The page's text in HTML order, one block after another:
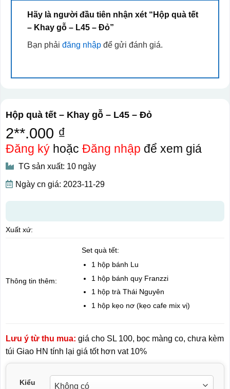
Hãy là người đầu tiên nhận xét “Hộp quà tết
– Khay gỗ – L45 – Đỏ”
Bạn phải đăng nhậpđể gửi đánh giá.
Hộp quà tết – Khay gỗ – L45 – Đỏ
2**.000 ₫
Đăng kýhoặc Đăng nhập để xem giá
TG sản xuất: 10 ngày
Ngày cn giá: 2023-11-29
Xuất xứ:
Thông tin thêm:
Set quà tết:
1 hộp bánh Lu
1 hộp bánh quy Franzzi
1 hộp trà Thái Nguyên
1 hộp kẹo nơ (kẹo cafe mix vị)
Lưu ý từ thu mua: giá cho SL 100, bọc màng co, chưa kèm
túi Giao HN tính lại giá tốt hơn vat 10%
Kiểu